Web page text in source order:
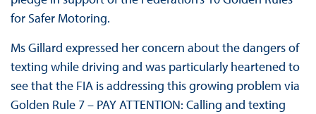
for Safer Motoring.
Ms Gillard expressed her concern about the dangers of
texting while driving and was particularly heartened to
see that the FIA is addressing this growing problem via
Golden Rule 7 – PAY ATTENTION: Calling and texting